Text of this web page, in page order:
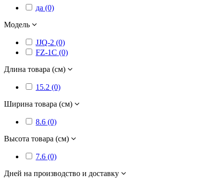
да (0)
Модель
JJQ-2 (0)
FZ-1C (0)
Длина товара (см)
15.2 (0)
Ширина товара (см)
8.6 (0)
Высота товара (см)
7.6 (0)
Дней на производство и доставку